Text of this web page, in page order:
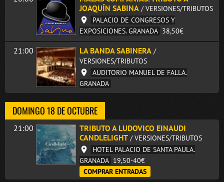
JOAQUÍN SABINA / VERSIONES/TRIBUTOS
PALACIO DE CONGRESOS Y
EXPOSICIONES. GRANADA 38,50€
21:00 LA BANDA SABINERA /
VERSIONES/TRIBUTOS
AUDITORIO MANUEL DE FALLA.
GRANADA
DOMINGO 18 DE OCTUBRE
21:00
TRIBUTO A LUDOVICO EINAUDI
CANDLELIGHT / VERSIONES/TRIBUTOS
HOTEL PALACIO DE SANTA PAULA.
GRANADA 19,50-40€
COMPRAR ENTRADAS